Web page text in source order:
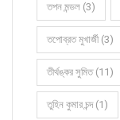
তপন মন্ডল (3)
তপোব্রত মুখার্জী (3)
তীর্থঙ্কর সুমিত (11)
তুহিন কুমার চন্দ (1)